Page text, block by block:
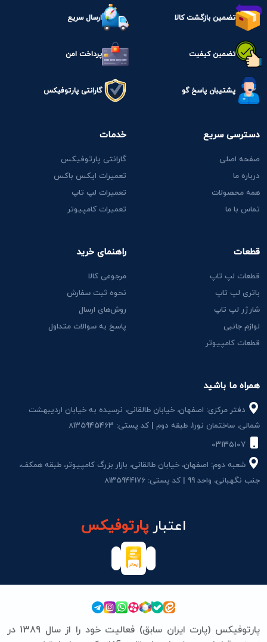
تضمین بازگشت کالا ارسال سریع
تضمین کیفیت پرداخت امن
پشتیبان پاسخ گو گارانتی پارتوفیکس
همراه ما باشید
دفتر مرکزی: اصفهان، خیابان طالقانی، نرسیده به خیابان اردیبهشت
شمالی، ساختمان نور1، طبقه دوم | کد پستی: 8135945463
شعبه دوم: اصفهان، خیابان طالقانی، بازار بزرگ کامپیوتر، طبقه همکف،
جنب نگهبانی، واحد 99 | کد پستی: 8135944176
دسترسی سریع
صفحه اصلی
درباره ما
همه محصولات
تماس با ما
قطعات
قطعات لپ تاپ
باتری لپ تاپ
شارژر لپ تاپ
لوازم جانبی
قطعات کامپیوتر
خدمات
گارانتی پارتوفیکس
تعمیرات ایکس باکس
تعمیرات لپ تاپ
تعمیرات کامپیوتر
راهنمای خرید
مرجوعی کالا
نحوه ثبت سفارش
روش‌های ارسال
پاسخ به سوالات متداول
اعتبارپارتوفیکس
پارتوفیکس (پارت ایران سابق) فعالیت خود را از سال 1389 در